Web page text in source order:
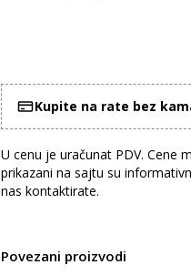
Kupite na rate bez
U cenu je uračunat PDV. Cene
prikazani na sajtu su
nas kontaktirate.
Povezani proizvodi